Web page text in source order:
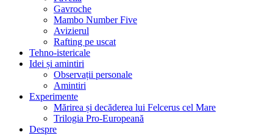
Gavroche
Mambo Number Five
Avizierul
Rafting pe uscat
Tehno-istericale
Idei și amintiri
Observații personale
Amintiri
Experimente
Mărirea și decăderea lui Felcerus cel Mare
Trilogia Pro-Europeană
Despre